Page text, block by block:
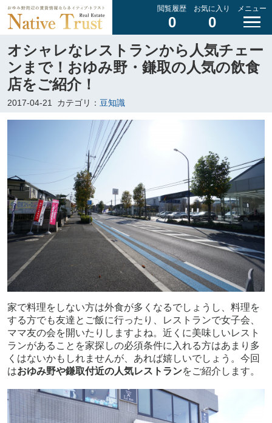
閲覧履歴
0
お気に入り
0
メニュー
オシャレなレストランから人気チェー
ンまで！おゆみ野・鎌取の人気の飲食
店をご紹介！
2017-04-21 カテゴリ： 豆知識
家で料理をしない方は外食が多くなるでしょうし、料理を
する方でも友達とご飯に行ったり、レストランで女子会、
ママ友の会を開いたりしますよね。近くに美味しいレスト
ランがあることを家探しの必須条件に入れる方はあまり多
くはないかもしれませんが、あれば嬉しいでしょう。今回
はおゆみ野や鎌取付近の人気レストランをご紹介します。